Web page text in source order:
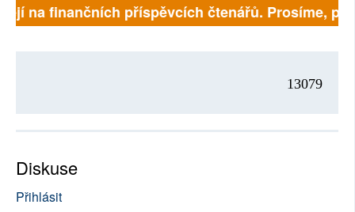
na finančních příspěvcích čtenářů. Prosíme,
13079
Diskuse
Přihlásit